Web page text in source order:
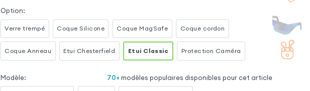
Option:
Verre trempé Coque Silicone Coque MagSafe Coque cordon
Coque Anneau Etui Chesterfield Etui Classic Protection Caméra
Modèle: 70+ modèles populaires disponibles pour cet article